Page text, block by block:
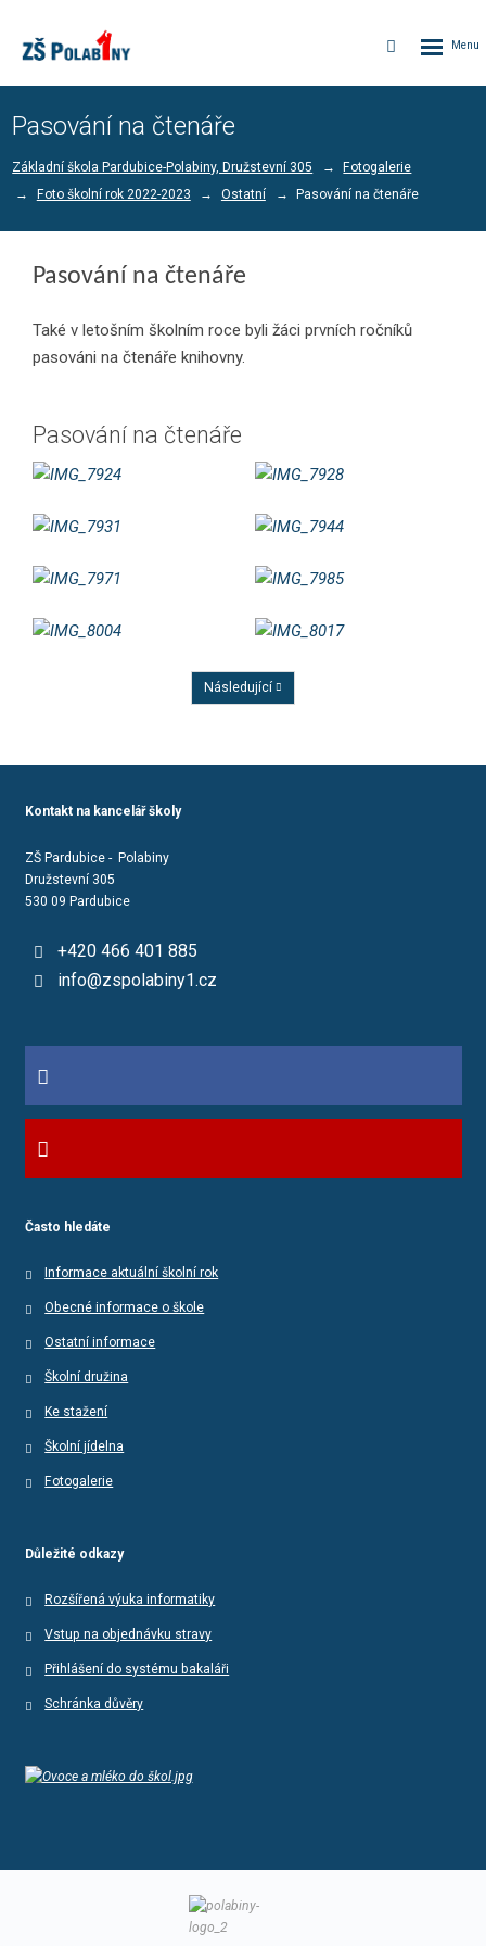
Vyhledávání
Pasování na čtenáře
Základní škola Pardubice-Polabiny, Družstevní 305
Fotogalerie
Foto školní rok 2022-2023
Ostatní Pasování na čtenáře
Pasování na čtenáře
Také v letošním školním roce byli žáci prvních ročníků
pasováni na čtenáře knihovny.
Pasování na čtenáře
Předchozí
Následující
Kontakt na kancelář školy
ZŠ Pardubice - Polabiny
Družstevní 305
530 09 Pardubice
+420 466 401 885
info@zspolabiny1.cz
Často hledáte
Informace aktuální školní rok
Obecné informace o škole
Ostatní informace
Školní družina
Ke stažení
Školní jídelna
Fotogalerie
Důležité odkazy
Rozšířená výuka informatiky
Vstup na objednávku stravy
Přihlášení do systému bakaláři
Schránka důvěry